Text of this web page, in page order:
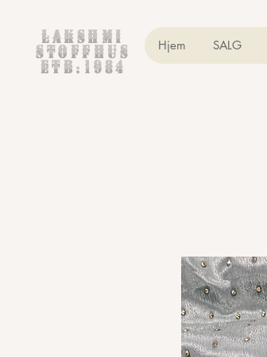
Lakshmi
Stoffhus
etb.1984
Hjem SALG